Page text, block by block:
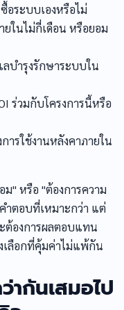
อระบบเองหรือไม่
ยในไม่กี่เดือน หรือยอม
บำรุงรักษาระบบใน
ร่วมกับโครงการนี้หรือ
รใช้งานหลังคาภายใน
" หรือ "ต้องการความ
ำตอบที่เหมาะกว่า แต่
ต้องการผลตอบแทน
เลือกที่คุ้มค่าไม่แพ้กัน
ากันเสมอไป